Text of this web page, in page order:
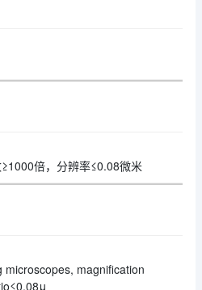
倍，分辨率≤0.08微米
magnification